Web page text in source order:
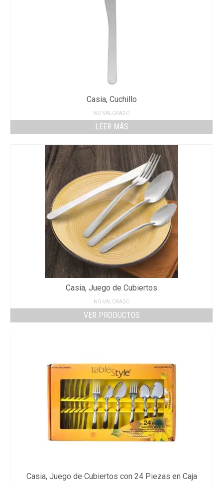
Casia, Cuchillo
NO VALORADO
LEER MÁS
Casia, Juego de Cubiertos
NO VALORADO
VER PRODUCTOS
Casia, Juego de Cubiertos con 24 Piezas en Caja